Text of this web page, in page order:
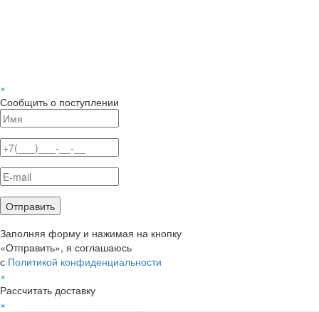
×
Сообщить о поступлении
Заполняя форму и нажимая на кнопку
«Отправить», я соглашаюсь
с Политикой конфиденциальности
×
Рассчитать доставку
×